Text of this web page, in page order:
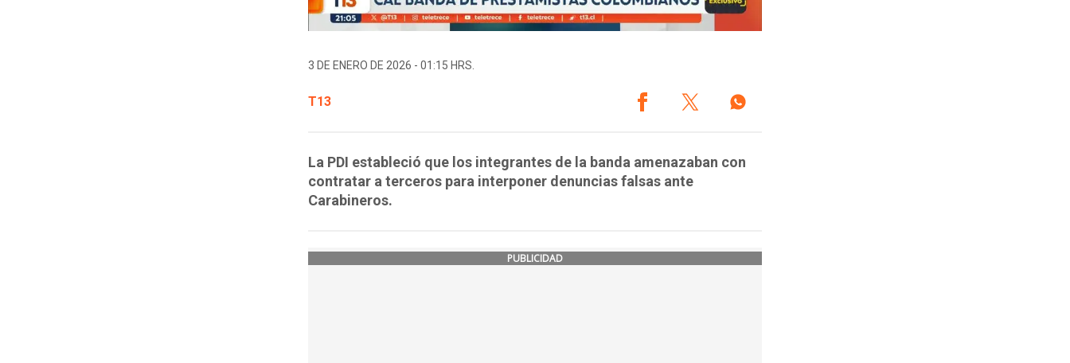
3 DE ENERO DE 2026 - 01:15 HRS.
T13
La PDI estableció que los integrantes de la banda amenazaban con
contratar a terceros para interponer denuncias falsas ante
Carabineros.
PUBLICIDAD